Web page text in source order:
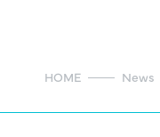
HOME News